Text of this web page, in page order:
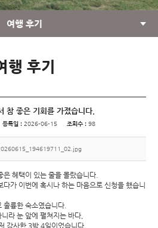
여행 후기
행 후기
참 좋은 기회를 가졌습니다.
등록일 : 2026-06-15 조회수 : 98
혜택이 있는 줄을 몰랐습니다.
가 이번에 혹시나 하는 마음으로 신청을 했습니
륭한 숙소였습니다.
라 눈 앞에 펼쳐지는 바다,
감사한 3박 4일이었습니다.